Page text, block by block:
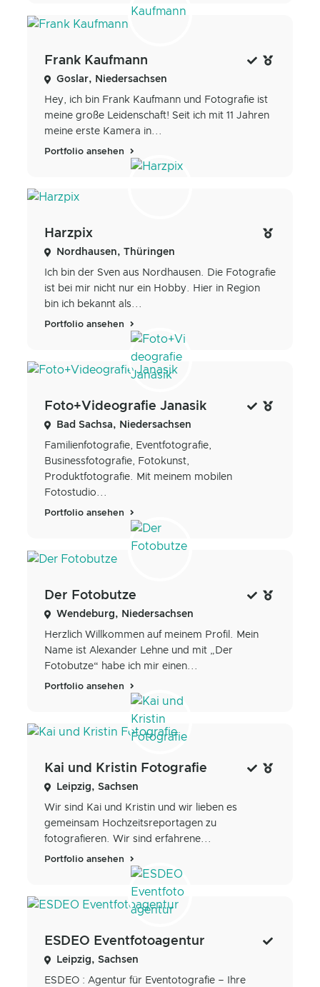
Frank Kaufmann
Goslar, Niedersachsen
Hey, ich bin Frank Kaufmann und Fotografie ist
meine große Leidenschaft! Seit ich mit 11 Jahren
meine erste Kamera in...
Portfolio ansehen
Harzpix
Nordhausen, Thüringen
Ich bin der Sven aus Nordhausen. Die Fotografie
ist bei mir nicht nur ein Hobby. Hier in Region
bin ich bekannt als...
Portfolio ansehen
Foto+Videografie Janasik
Bad Sachsa, Niedersachsen
Familienfotografie, Eventfotografie,
Businessfotografie, Fotokunst,
Produktfotografie. Mit meinem mobilen
Fotostudio...
Portfolio ansehen
Der Fotobutze
Wendeburg, Niedersachsen
Herzlich Willkommen auf meinem Profil. Mein
Name ist Alexander Lehne und mit „Der
Fotobutze“ habe ich mir einen...
Portfolio ansehen
Kai und Kristin Fotografie
Leipzig, Sachsen
Wir sind Kai und Kristin und wir lieben es
gemeinsam Hochzeitsreportagen zu
fotografieren. Wir sind erfahrene...
Portfolio ansehen
ESDEO Eventfotoagentur
Leipzig, Sachsen
ESDEO : Agentur für Eventotografie – Ihre